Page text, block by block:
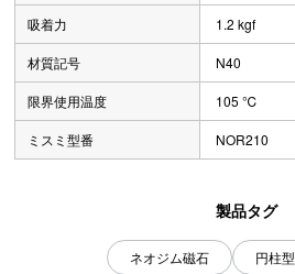
吸着力 1.2 kgf
材質記号 N40
限界使用温度 105 ℃
ミスミ型番 NOR210
製品タグ
ネオジム磁石 円柱型